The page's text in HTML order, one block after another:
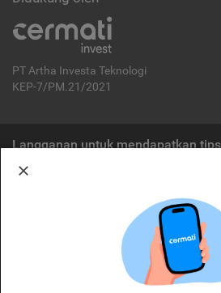
PT Artha Investa Teknologi
KEP-7/PM.21/2021
Langganan untuk mendapatkan
Cermati merupakan penyelenggara agregasi
OJK. Oleh karena itu, produk dan/atau layanan
ditawarkan bukan merupakan produk dan/
diterbitkan oleh Cermati dan Cermati tidak